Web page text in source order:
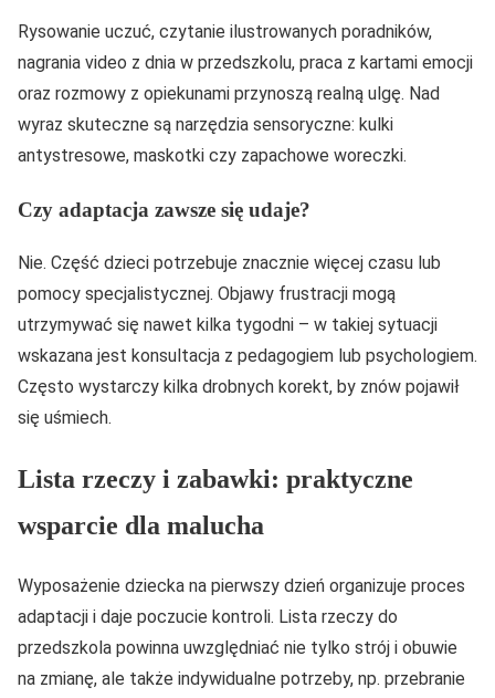
Rysowanie uczuć, czytanie ilustrowanych poradników,
nagrania video z dnia w przedszkolu, praca z kartami emocji
oraz rozmowy z opiekunami przynoszą realną ulgę. Nad
wyraz skuteczne są narzędzia sensoryczne: kulki
antystresowe, maskotki czy zapachowe woreczki.
Czy adaptacja zawsze się udaje?
Nie. Część dzieci potrzebuje znacznie więcej czasu lub
pomocy specjalistycznej. Objawy frustracji mogą
utrzymywać się nawet kilka tygodni – w takiej sytuacji
wskazana jest konsultacja z pedagogiem lub psychologiem.
Często wystarczy kilka drobnych korekt, by znów pojawił
się uśmiech.
Lista rzeczy i zabawki: praktyczne
wsparcie dla malucha
Wyposażenie dziecka na pierwszy dzień organizuje proces
adaptacji i daje poczucie kontroli. Lista rzeczy do
przedszkola powinna uwzględniać nie tylko strój i obuwie
na zmianę, ale także indywidualne potrzeby, np. przebranie